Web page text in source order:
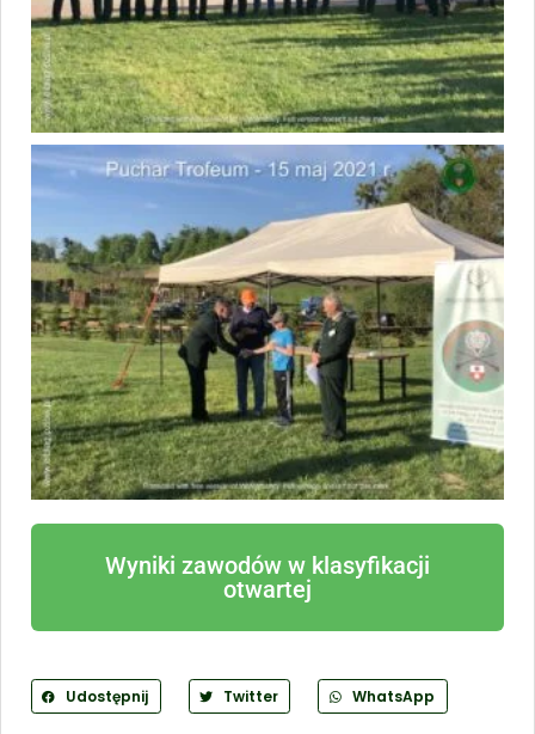
Wyniki zawodów w klasyfikacji
otwartej
Udostępnij Twitter WhatsApp